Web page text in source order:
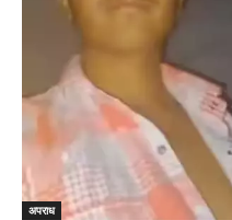
अपराध